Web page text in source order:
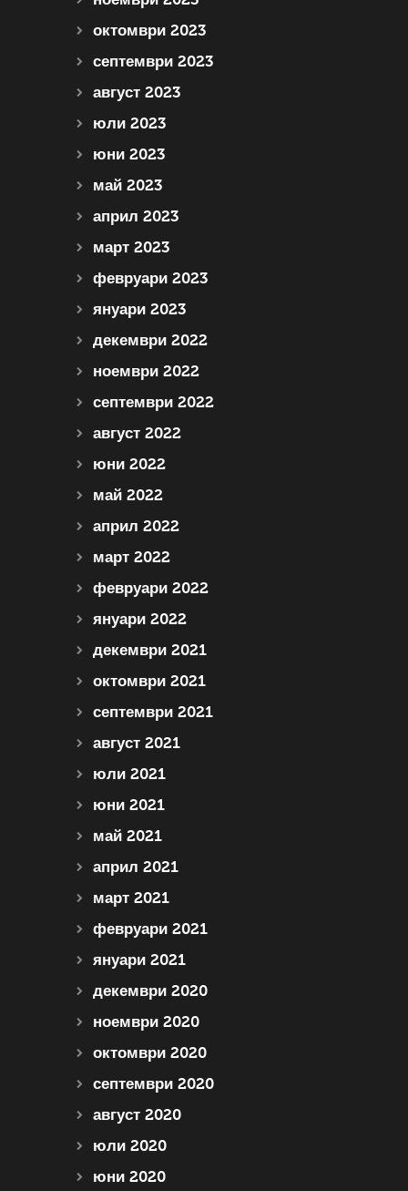
октомври 2023
септември 2023
август 2023
юли 2023
юни 2023
май 2023
април 2023
март 2023
февруари 2023
януари 2023
декември 2022
ноември 2022
септември 2022
август 2022
юни 2022
май 2022
април 2022
март 2022
февруари 2022
януари 2022
декември 2021
октомври 2021
септември 2021
август 2021
юли 2021
юни 2021
май 2021
април 2021
март 2021
февруари 2021
януари 2021
декември 2020
ноември 2020
октомври 2020
септември 2020
август 2020
юли 2020
юни 2020